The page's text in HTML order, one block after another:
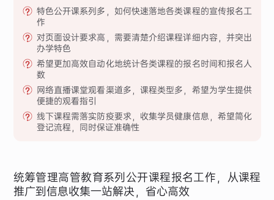
特色公开课系列多，如何快速落地各类课程的宣传报名工
作
对页面设计要求高，需要清楚介绍课程详细内容，并突出
办学特色
希望更加高效自动化地统计各类课程的报名时间和报名人
数
网络直播课堂观看渠道多，课程类型多，希望为学生提供
便捷的观看指引
线下课程需落实防疫要求，收集学员健康信息，希望简化
登记流程，同时保证准确性
统筹管理高管教育系列公开课程报名工作，从课程
推广到信息收集一站解决，省心高效